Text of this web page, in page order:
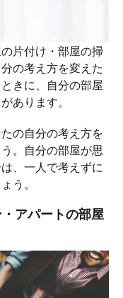
片付け・部屋の掃
の考え方を変えた
きに、自分の部屋
あります。
の自分の考え方を
。自分の部屋が思
、一人で考えずに
う。
アパートの部屋